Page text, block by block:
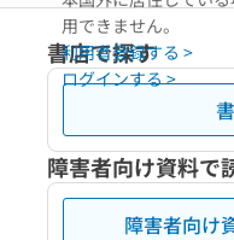
用できません。
利用者登録する >
ログインする >
書店で探す
障害者向け資料で
障害者向け